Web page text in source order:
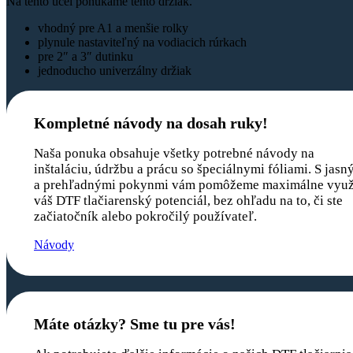
vhodný pre A1 a menšie rolky
plynule nastaviteľný na vodiacich rúrkach
pre 2″ a 3″ dutinku
jednoducho univerzálny držiak
Kompletné návody na dosah ruky!
Naša ponuka obsahuje všetky potrebné návody na
inštaláciu, údržbu a prácu so špeciálnymi fóliami. S
a prehľadnými pokynmi vám pomôžeme maximálne
váš DTF tlačiarenský potenciál, bez ohľadu na to, či ste
začiatočník alebo pokročilý používateľ.
Návody
Máte otázky? Sme tu pre vás!